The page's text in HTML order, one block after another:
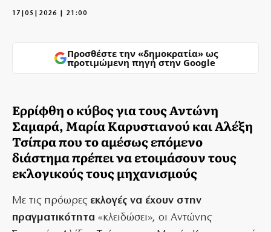
17|05|2026 | 21:00
Προσθέστε την «δημοκρατία» ως
προτιμώμενη πηγή στην Google
Ερρίφθη ο κύβος για τους Αντώνη
Σαμαρά, Μαρία Καρυστιανού και Αλέξη
Τσίπρα που το αμέσως επόμενο
διάστημα πρέπει να ετοιμάσουν τους
εκλογικούς τους μηχανισμούς
Με τις πρόωρες εκλογές να έχουν στην
πραγματικότητα «κλειδώσει», οι Αντώνης